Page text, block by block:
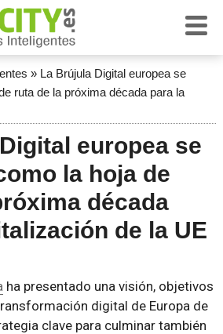
» La Brújula Digital europea se
ruta de la próxima década para la
europea se
la hoja de
década
de la UE
ha presentado una visión, objetivos
digital de Europa de
clave para culminar también